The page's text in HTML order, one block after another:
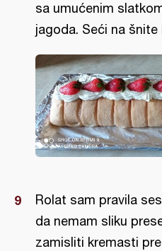
sa umućenim
jagoda. Seći na šnite
Rolat sam pravila
da nemam sliku
zamisliti kremasti